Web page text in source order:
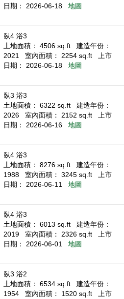
日期： 2026-06-18 地圖
臥4 浴3
土地面積： 4506 sq.ft
建造年份：
2021
室內面積： 2254 sq.ft
上市
日期： 2026-06-18
地圖
臥3 浴3
土地面積： 6322 sq.ft
建造年份：
2026
室內面積： 2152 sq.ft
上市
日期： 2026-06-16
地圖
臥4 浴3
土地面積： 8276 sq.ft
建造年份：
1988
室內面積： 3245 sq.ft
上市
日期： 2026-06-11
地圖
臥4 浴3
土地面積： 6013 sq.ft
建造年份：
2019
室內面積： 2326 sq.ft
上市
日期： 2026-06-01
地圖
臥3 浴2
土地面積： 6534 sq.ft
建造年份：
1954
室內面積： 1520 sq.ft
上市